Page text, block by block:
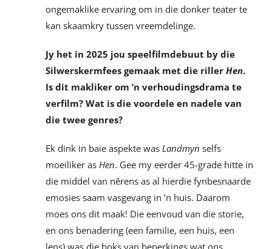
ongemaklike ervaring om in die donker teater te
kan skaamkry tussen vreemdelinge.
Jy het in 2025 jou speelfilmdebuut by die
Silwerskermfees gemaak met die riller Hen.
Is dit makliker om ’n verhoudingsdrama te
verfilm? Wat is die voordele en nadele van
die twee genres?
Ek dink in baie aspekte was Landmyn selfs
moeiliker as Hen. Gee my eerder 45-grade hitte in
die middel van nêrens as al hierdie fynbesnaarde
emosies saam vasgevang in ’n huis. Daarom
moes ons dit maak! Die eenvoud van die storie,
en ons benadering (een familie, een huis, een